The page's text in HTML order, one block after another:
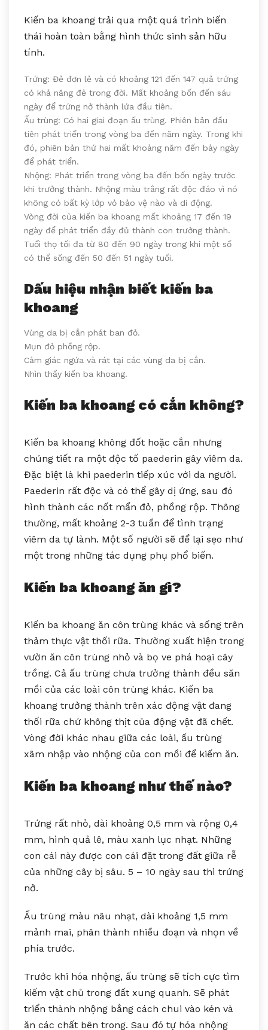
Kiến ba khoang trải qua một quá trình biến
thái hoàn toàn bằng hình thức sinh sản hữu
tính.
Trứng: Đẻ đơn lẻ và có khoảng 121 đến 147 quả trứng
có khả năng đẻ trong đời. Mất khoảng bốn đến sáu
ngày để trứng nở thành lứa đầu tiên.
Ấu trùng: Có hai giai đoạn ấu trùng. Phiên bản đầu
tiên phát triển trong vòng ba đến năm ngày. Trong khi
đó, phiên bản thứ hai mất khoảng năm đến bảy ngày
để phát triển.
Nhộng: Phát triển trong vòng ba đến bốn ngày trước
khi trưởng thành. Nhộng màu trắng rất độc đáo vì nó
không có bất kỳ lớp vỏ bảo vệ nào và di động.
Vòng đời của kiến ba khoang mất khoảng 17 đến 19
ngày để phát triển đầy đủ thành con trưởng thành.
Tuổi thọ tối đa từ 80 đến 90 ngày trong khi một số
có thể sống đến 50 đến 51 ngày tuổi.
Dấu hiệu nhận biết kiến ba
khoang
Vùng da bị cắn phát ban đỏ.
Mụn đỏ phồng rộp.
Cảm giác ngứa và rát tại các vùng da bị cắn.
Nhìn thấy kiến ba khoang.
Kiến ba khoang có cắn không?
Kiến ba khoang không đốt hoặc cắn nhưng
chúng tiết ra một độc tố paederin gây viêm da.
Đặc biệt là khi paederin tiếp xúc với da người.
Paederin rất độc và có thể gây dị ứng, sau đó
hình thành các nốt mẩn đỏ, phồng rộp. Thông
thường, mất khoảng 2-3 tuần để tình trạng
viêm da tự lành. Một số người sẽ để lại sẹo như
một trong những tác dụng phụ phổ biến.
Kiến ba khoang ăn gì?
Kiến ba khoang ăn côn trùng khác và sống trên
thảm thực vật thối rữa. Thường xuất hiện trong
vườn ăn côn trùng nhỏ và bọ ve phá hoại cây
trồng. Cả ấu trùng chưa trưởng thành đều săn
mồi của các loài côn trùng khác. Kiến ba
khoang trưởng thành trên xác động vật đang
thối rữa chứ không thịt của động vật đã chết.
Vòng đời khác nhau giữa các loài, ấu trùng
xâm nhập vào nhộng của con mồi để kiếm ăn.
Kiến ba khoang như thế nào?
Trứng rất nhỏ, dài khoảng 0,5 mm và rộng 0,4
mm, hình quả lê, màu xanh lục nhạt. Những
con cái này được con cái đặt trong đất giữa rễ
của những cây bị sâu. 5 – 10 ngày sau thì trứng
nở.
Ấu trùng màu nâu nhạt, dài khoảng 1,5 mm
mảnh mai, phân thành nhiều đoạn và nhọn về
phía trước.
Trước khi hóa nhộng, ấu trùng sẽ tích cực tìm
kiếm vật chủ trong đất xung quanh. Sẽ phát
triển thành nhộng bằng cách chui vào kén và
ăn các chất bên trong. Sau đó tự hóa nhộng